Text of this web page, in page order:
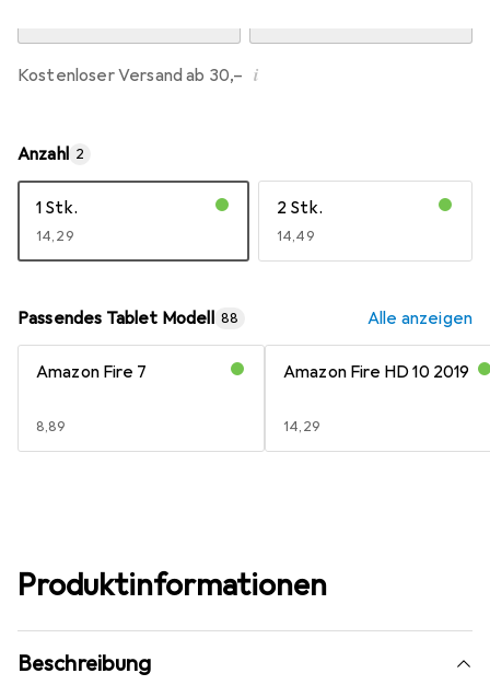
Kostenloser Versand ab 30,– i
Anzahl 2
1 Stk.
EUR
14,29
2 Stk.
EUR
14,49
Passendes Tablet Modell 88 Alle anzeigen
Amazon Fire 7
EUR
8,89
Amazon Fire HD 10 2019
EUR
14,29
Produktinformationen
Beschreibung